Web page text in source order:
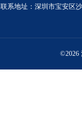
联系地址：深圳市宝安区
©2026